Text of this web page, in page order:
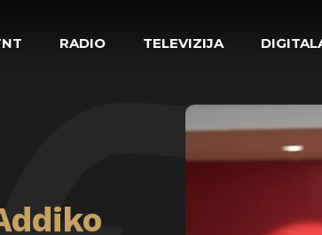
RADIO TELEVIZIJA